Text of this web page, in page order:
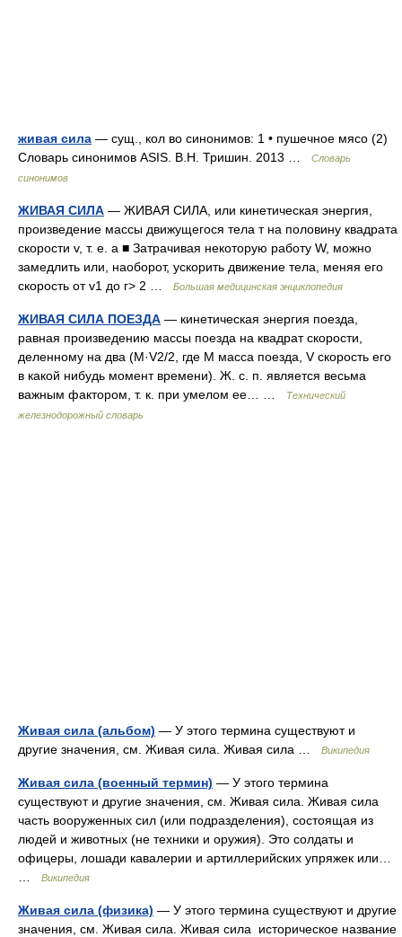
живая сила — сущ., кол во синонимов: 1 • пушечное мясо (2)
Словарь синонимов ASIS. В.Н. Тришин. 2013 …
Словарь
синонимов
ЖИВАЯ СИЛА — ЖИВАЯ СИЛА, или кинетическая энергия,
произведение массы движущегося тела т на половину квадрата
скорости v, т. е. а ■ Затрачивая некоторую работу W, можно
замедлить или, наоборот, ускорить движение тела, меняя его
скорость от v1 до г> 2 …
Большая медицинская энциклопедия
ЖИВАЯ СИЛА ПОЕЗДА — кинетическая энергия поезда,
равная произведению массы поезда на квадрат скорости,
деленному на два (M·V2/2, где М масса поезда, V скорость его
в какой нибудь момент времени). Ж. с. п. является весьма
важным фактором, т. к. при умелом ее… …
Технический
железнодорожный словарь
Живая сила (альбом) — У этого термина существуют и
другие значения, см. Живая сила. Живая сила …
Википедия
Живая сила (военный термин) — У этого термина
существуют и другие значения, см. Живая сила. Живая сила
часть вооруженных сил (или подразделения), состоящая из
людей и животных (не техники и оружия). Это солдаты и
офицеры, лошади кавалерии и артиллерийских упряжек или…
Википедия
Живая сила (физика) — У этого термина существуют и другие
значения, см. Живая сила. Живая сила историческое название